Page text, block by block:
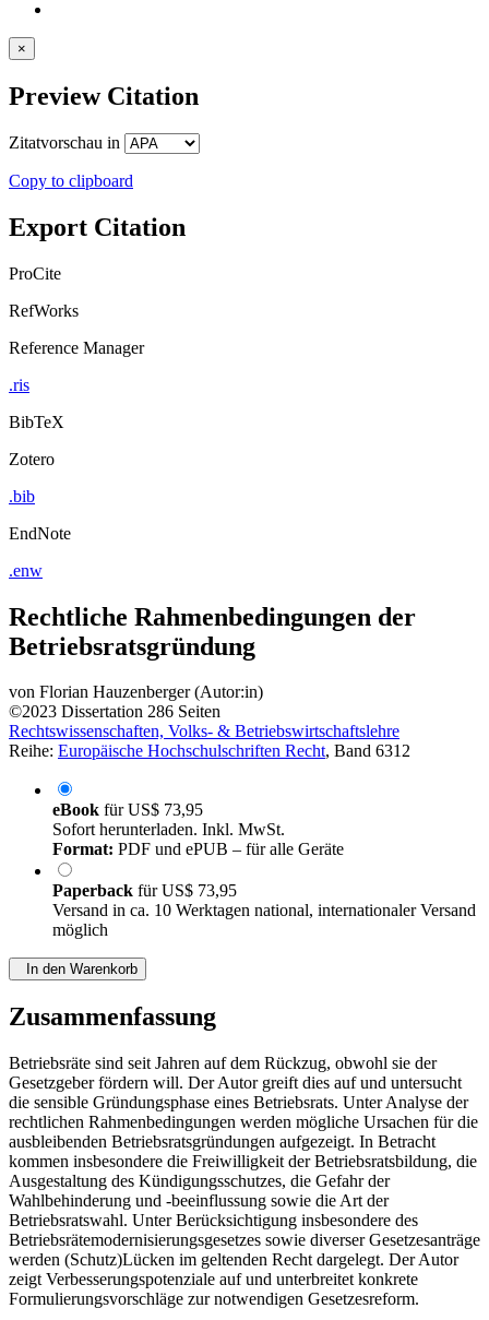
×
Preview Citation
Zitatvorschau in
Copy to clipboard
Export Citation
ProCite
RefWorks
Reference Manager
.ris
BibTeX
Zotero
.bib
EndNote
.enw
Rechtliche Rahmenbedingungen der
Betriebsratsgründung
von Florian Hauzenberger (Autor:in)
©2023 Dissertation 286 Seiten
Rechtswissenschaften, Volks- & Betriebswirtschaftslehre
Reihe: Europäische Hochschulschriften Recht, Band 6312
eBook fürUS$ 73,95
Sofort herunterladen. Inkl. MwSt.
Format: PDF und ePUB – für alle Geräte
Paperback fürUS$ 73,95
Versand in ca. 10 Werktagen national, internationaler Versand
möglich
In den Warenkorb
Zusammenfassung
Betriebsräte sind seit Jahren auf dem Rückzug, obwohl sie der
Gesetzgeber fördern will. Der Autor greift dies auf und untersucht
die sensible Gründungsphase eines Betriebsrats. Unter Analyse der
rechtlichen Rahmenbedingungen werden mögliche Ursachen für die
ausbleibenden Betriebsratsgründungen aufgezeigt. In Betracht
kommen insbesondere die Freiwilligkeit der Betriebsratsbildung, die
Ausgestaltung des Kündigungsschutzes, die Gefahr der
Wahlbehinderung und -beeinflussung sowie die Art der
Betriebsratswahl. Unter Berücksichtigung insbesondere des
Betriebsrätemodernisierungsgesetzes sowie diverser Gesetzesanträge
werden (Schutz)Lücken im geltenden Recht dargelegt. Der Autor
zeigt Verbesserungspotenziale auf und unterbreitet konkrete
Formulierungsvorschläge zur notwendigen Gesetzesreform.